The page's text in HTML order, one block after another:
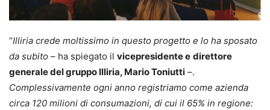
“Illiria crede moltissimo in questo progetto e lo ha sposato
da subito – ha spiegato il vicepresidente e direttore
generale del gruppo Illiria, Mario Toniutti –.
Complessivamente ogni anno registriamo come azienda
circa 120 milioni di consumazioni, di cui il 65% in regione: